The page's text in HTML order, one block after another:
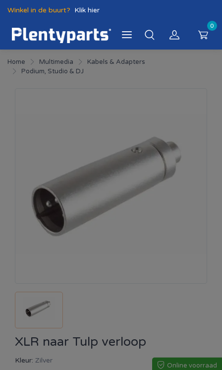
Winkel in de buurt? Klik hier
0
Home Multimedia
Kabels & Adapters
Podium, Studio & DJ
XLR naar Tulp verloop
Kleur: Zilver
Online voorraad